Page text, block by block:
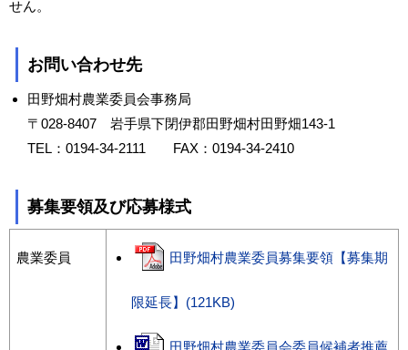
せん。
お問い合わせ先
田野畑村農業委員会事務局
〒028-8407 岩手県下閉伊郡田野畑村田野畑143-1
TEL：0194-34-2111 FAX：0194-34-2410
募集要領及び応募様式
農業委員 田野畑村農業委員募集要領【募集期
限延長】(121KB)
田野畑村農業委員会委員候補者推薦